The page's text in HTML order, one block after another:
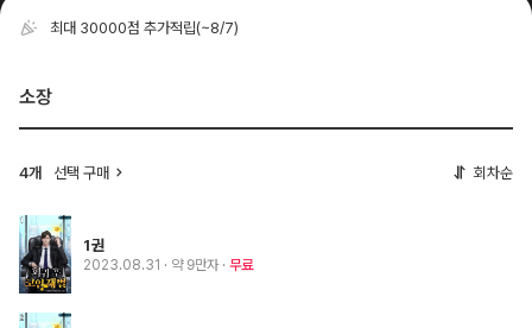
최대 30000점 추가적립(~8/7)
소장
4개 선택 구매 회차순
1권
2023.08.31 · 약 9만자 무료